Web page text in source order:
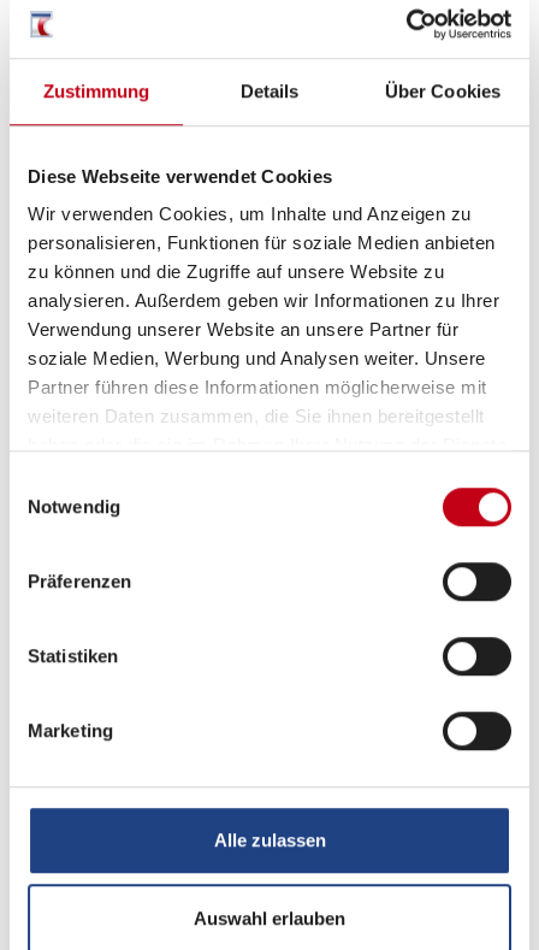
Zustimmung Details Über Cookies
Diese Webseite verwendet Cookies
Wir verwenden Cookies, um Inhalte und Anzeigen zu
personalisieren, Funktionen für soziale Medien anbieten
zu können und die Zugriffe auf unsere Website zu
analysieren. Außerdem geben wir Informationen zu Ihrer
Verwendung unserer Website an unsere Partner für
soziale Medien, Werbung und Analysen weiter. Unsere
Partner führen diese Informationen möglicherweise mit
weiteren Daten zusammen, die Sie ihnen bereitgestellt
Notwendig
Präferenzen
Statistiken
Marketing
Alle zulassen
Auswahl erlauben
Heckgarage
Dieselheizung
Sitzheizung Fahrerhaus
Klimaautomatik
Standheizung Fahrerhaus
Multimedia
Navigationssystem
WLAN Hotspot
Radio
Rückfahrkamera